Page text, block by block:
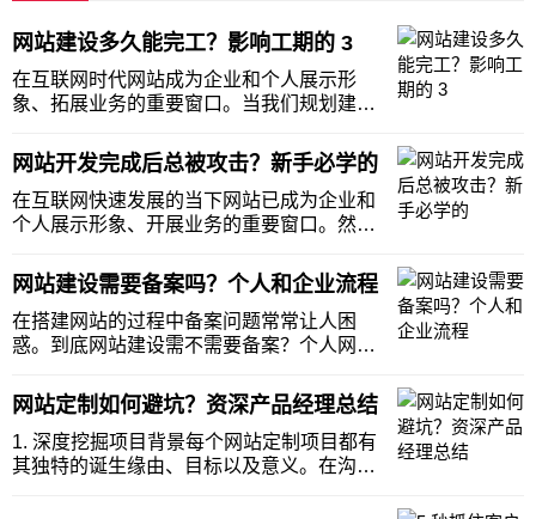
网站建设多久能完工？影响工期的 3
在互联网时代网站成为企业和个人展示形
象、拓展业务的重要窗口。当我们规划建设
然常说 “我们一般是 30 个工作日完成”但实际
工期会因多种因素波动。下面为你解析影响
网站建设工期的 3 大核心因素助你提前做好
网站开发完成后总被攻击？新手必学的
在互联网快速发展的当下网站已成为企业和
个人展示形象、开展业务的重要窗口。然而
据泄露、网站瘫痪等问题不仅会造成经济损
失还会严重损害声誉。对于新手来说掌握实
用的安全防护方法至关重要。以下 4 个安全
防护招能
网站建设需要备案吗？个人和企业流程
在搭建网站的过程中备案问题常常让人困
惑。到底网站建设需不需要备案？个人网站
来我们就为你详细解答。网站建设是否需要
备案在中国大陆网站备案遵循明确的规定。
简单来说如果网站使用的是大陆地区的服务
器那就必须进行
网站定制如何避坑？资深产品经理总结
1. 深度挖掘项目背景每个网站定制项目都有
其独特的诞生缘由、目标以及意义。在沟通